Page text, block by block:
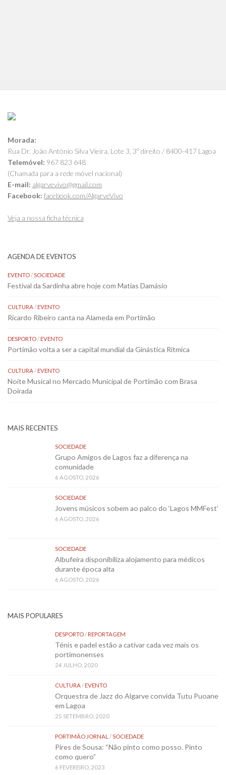
Morada:
Rua Dr. João António Silva Vieira, Lote 3, 3º direito / 8400-417 Lagoa
Telemóvel: 967 823 648
(Chamada para a rede móvel nacional)
E-mail: algarvevivo@gmail.com
Facebook: facebook.com/AlgarveVivo
Veja a nossa ficha técnica
AGENDA DE EVENTOS
EVENTO/SOCIEDADE
Festival da Sardinha abre hoje com Matias Damásio
CULTURA/EVENTO
Ricardo Ribeiro canta na Alameda em Portimão
DESPORTO/EVENTO
Portimão volta a ser a capital mundial da Ginástica Rítmica
CULTURA/EVENTO
Noite Musical no Mercado Municipal de Portimão com Brasa
Doirada
MAIS RECENTES
SOCIEDADE
Grupo Amigos de Lagos faz a diferença na
comunidade
6 AGOSTO, 2026
SOCIEDADE
Jovens músicos sobem ao palco do ‘Lagos MMFest’
6 AGOSTO, 2026
SOCIEDADE
Albufeira disponibiliza alojamento para médicos
durante época alta
6 AGOSTO, 2026
MAIS POPULARES
DESPORTO/REPORTAGEM
Ténis e padel estão a cativar cada vez mais os
portimonenses
24 JULHO, 2020
CULTURA/EVENTO
Orquestra de Jazz do Algarve convida Tutu Puoane
em Lagoa
25 SETEMBRO, 2020
PORTIMÃO JORNAL /SOCIEDADE
Pires de Sousa: “Não pinto como posso. Pinto
como quero”
6 FEVEREIRO, 2023